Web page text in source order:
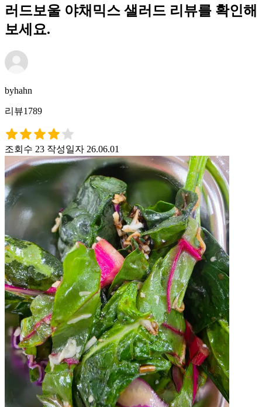
러드보울 야채믹스 샐러드 리뷰를 확인해
보세요.
byhahn
리뷰1789
조회수 23 작성일자 26.06.01